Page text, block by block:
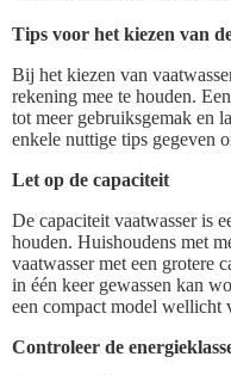
Tips voor het kiezen van
Bij het kiezen van
rekening mee te houden.
tot meer gebruiksgemak en
enkele nuttige tips gegeven
Let op de capaciteit
De capaciteit vaatwasser is
houden. Huishoudens met
vaatwasser met een grotere
in één keer gewassen kan
een compact model wellicht
Controleer de